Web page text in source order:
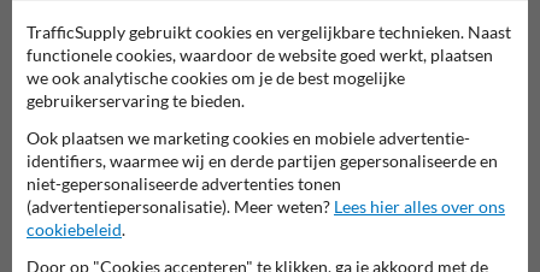
7920070.
Vragen? Stuur een e-mail naarinfo@trafficsupply.nlof vul het
formulier in en we reageren zo spoedig mogelijk.
info@trafficsupply.nl
Alle contactgegevens
TrafficSupply gebruikt cookies en vergelijkbare technieken. Naast
functionele cookies, waardoor de website goed werkt, plaatsen
we ook analytische cookies om je de best mogelijke
gebruikerservaring te bieden.
Ook plaatsen we marketing cookies en mobiele advertentie-
identifiers, waarmee wij en derde partijen gepersonaliseerde en
niet-gepersonaliseerde advertenties tonen
(advertentiepersonalisatie). Meer weten? Lees hier alles over ons
cookiebeleid.
Door op "Cookies accepteren" te klikken, ga je akkoord met de